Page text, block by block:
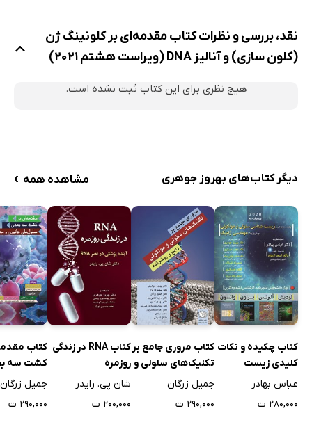
نقد، بررسی و نظرات کتاب مقدمه‌ای بر کلونینگ ژن
(کلون سازی) و آنالیز DNA (ویراست هشتم 2021)
هیچ نظری برای این کتاب ثبت نشده است.
دیگر کتاب‌های بهروز جوهری مشاهده همه ›
کتاب چکیده و نکات
کلیدی زیست
شناسی سلولی،
مهندسی ژنتیک -
عباس بهادر
۲۸۰,۰۰۰ ت
کتاب مروری جامع بر
تکنیک‌های سلولی و
مولکولی رایج و
جمیل زرگان
۲۹۰,۰۰۰ ت
کتاب RNA در زندگی
روزمره
شان‌ پی. رایدر
۲۰۰,۰۰۰ ت
کتاب
کشت سه
سلول‌های
جمیل زرگان
۲۹۰,۰۰۰ ت